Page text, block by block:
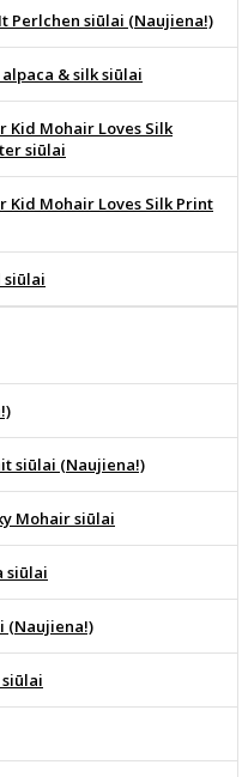
Perlchen siūlai (Naujiena!)
& silk siūlai
Kid Mohair Loves Silk
siūlai
Kid Mohair Loves Silk Print
siūlai
siūlai (Naujiena!)
Mohair siūlai
siūlai
(Naujiena!)